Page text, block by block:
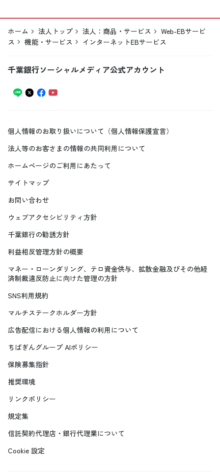
ホーム 法人トップ 法人：商品・サービス
Web-EBサービ
ス
機能・サービス インターネットEBサービス
千葉銀行ソーシャルメディア公式アカウント
個人情報のお取り扱いについて（個人情報保護宣言）
法人等のお客さまの情報の共同利用について
ホームページのご利用にあたって
サイトマップ
お問い合わせ
ウェブアクセシビリティ方針
千葉銀行の勧誘方針
利益相反管理方針の概要
マネー・ローンダリング、テロ資金供与、拡散金融及びその他経
済制裁違反防止に向けた管理の方針
SNS利用規約
マルチステークホルダー方針
広告配信における個人情報の利用について
ちばぎんグループ AIポリシー
保険募集指針
推奨環境
リンクポリシー
規定集
信託契約代理店・銀行代理業について
Cookie 設定